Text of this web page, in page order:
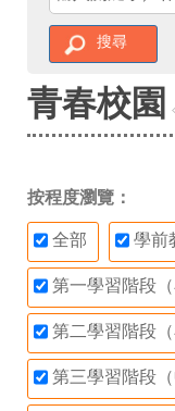
搜尋
青春校園
按程度瀏覽：
全部 學前
第一學習階段（
第二學習階段（
第三學習階段（